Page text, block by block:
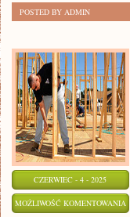
POSTED BY ADMIN
CZERWIEC - 4 - 2025
MOŻLIWOŚĆ KOMENTOWANIA